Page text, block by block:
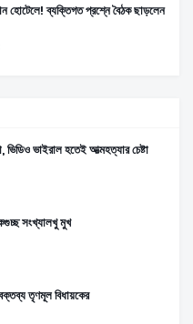
ব্যক্তিগত প্রশ্নে বৈঠক ছাড়লেন
ভাইরাল হতেই আত্মহত্যার চেষ্টা
সংখ্যালখু মুখ
তৃণমূল বিধায়কের